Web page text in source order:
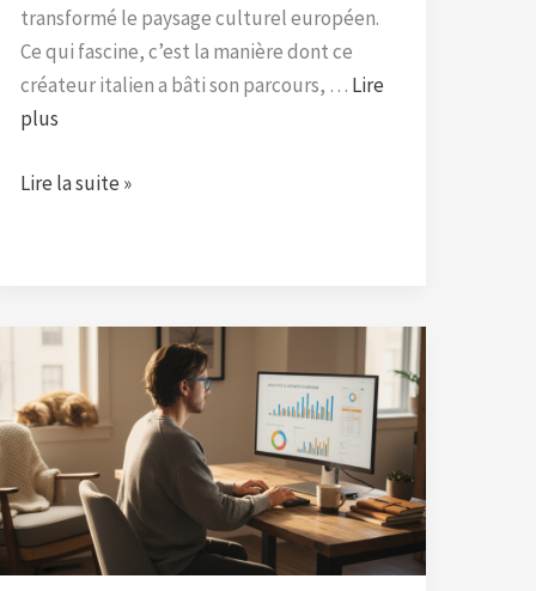
transformé le paysage culturel européen.
Ce qui fascine, c’est la manière dont ce
créateur italien a bâti son parcours, … Lire
plus
Lire la suite »
Les
clés
d’Anthony
Le
Cap
pour
triompher
sur